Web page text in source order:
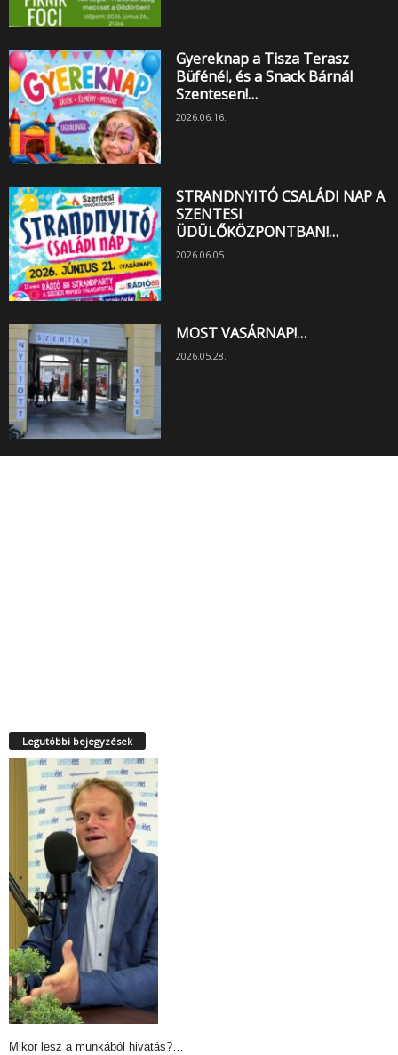
Gyereknap a Tisza Terasz
Büfénél, és a Snack Bárnál
Szentesen!…
2026.06.16.
STRANDNYITÓ CSALÁDI NAP A
SZENTESI
ÜDÜLŐKÖZPONTBAN!…
2026.06.05.
MOST VASÁRNAP!…
2026.05.28.
Legutóbbi bejegyzések
Mikor lesz a munkából hivatás?…